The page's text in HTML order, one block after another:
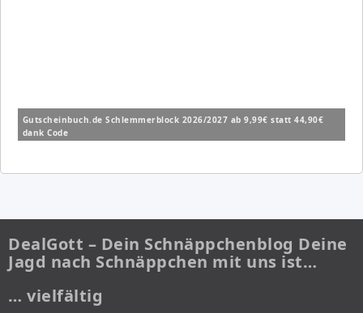
Gutscheinbuch.de Schlemmerblock 2026/2027 ab 9,99€ statt 44,90€
dank Code
DealGott – Dein Schnäppchenblog Deine
Jagd nach Schnäppchen mit uns ist…
… vielfältig